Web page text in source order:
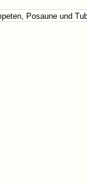
Posaune und